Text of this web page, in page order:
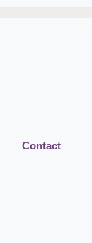
Contact